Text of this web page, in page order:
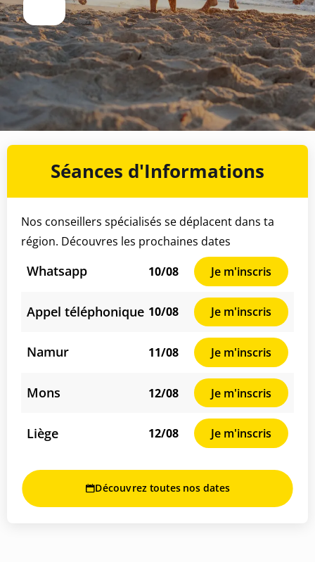
Séances d'Informations
Nos conseillers spécialisés se déplacent dans ta
région. Découvres les prochaines dates
Whatsapp 10/08 Je m'inscris
Appel téléphonique 10/08 Je m'inscris
Namur 11/08 Je m'inscris
Mons 12/08 Je m'inscris
Liège 12/08 Je m'inscris
Découvrez toutes nos dates